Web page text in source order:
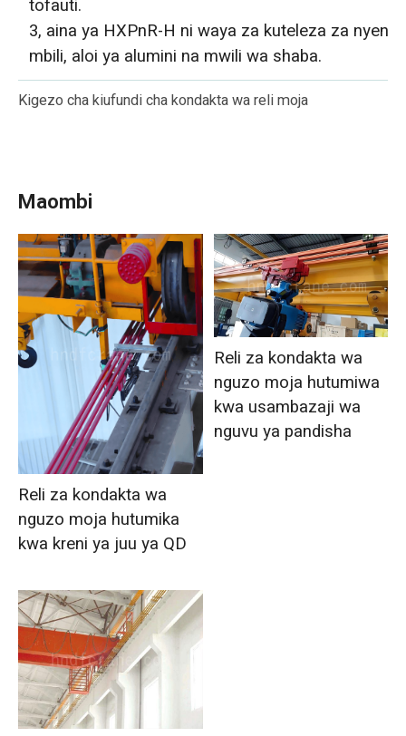
tofauti.
3, aina ya HXPnR-H ni waya za kuteleza za
mbili, aloi ya alumini na mwili wa shaba.
Kigezo cha kiufundi cha kondakta wa reli moja
Maombi
Reli za kondakta wa
nguzo moja hutumika
kwa kreni ya juu ya QD
Reli za kondakta wa
nguzo moja hutumiwa
kwa usambazaji wa
nguvu ya pandisha